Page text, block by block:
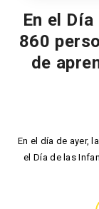
En el
860
de
En el día de ayer,
el Día de las